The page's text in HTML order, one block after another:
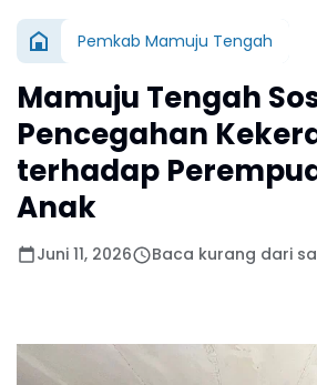
Pemkab Mamuju Tengah
Mamuju Tengah
Pencegahan
terhadap
Anak
Juni 11, 2026 Baca kurang dari